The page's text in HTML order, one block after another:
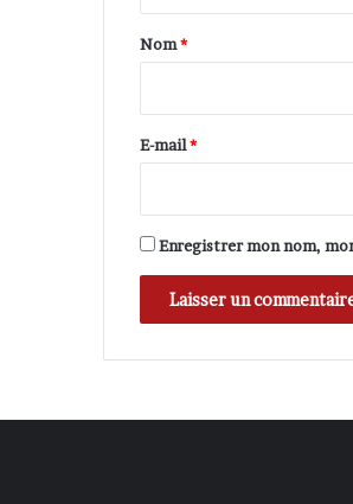
a
e
Nom*
E-mail*
Enregistrer mon nom,